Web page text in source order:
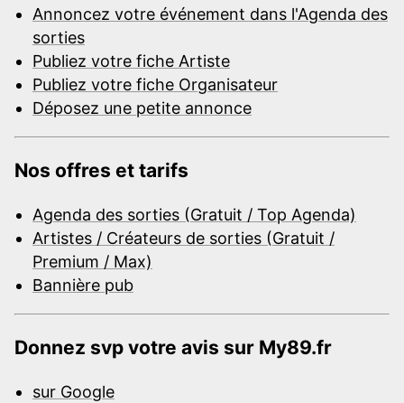
Annoncez votre événement dans l'Agenda des
sorties
Publiez votre fiche Artiste
Publiez votre fiche Organisateur
Déposez une petite annonce
Nos offres et tarifs
Agenda des sorties (Gratuit / Top Agenda)
Artistes / Créateurs de sorties (Gratuit /
Premium / Max)
Bannière pub
Donnez svp votre avis sur My89.fr
sur Google